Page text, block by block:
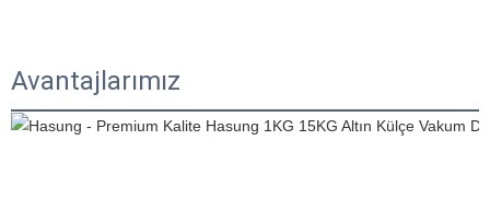
Avantajlarımız